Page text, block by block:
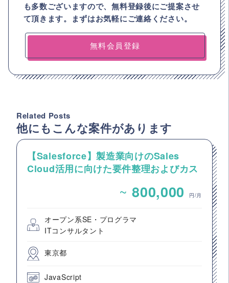
も多数ございますので、無料登録後にご提案させ
て頂きます。まずはお気軽にご連絡ください。
無料会員登録
Related Posts
他にもこんな案件があります
【Salesforce】製造業向けのSales
Cloud活用に向けた要件整理およびカス
~ 800,000 円/月
オープン系SE・プログラマ
ITコンサルタント
東京都
JavaScript